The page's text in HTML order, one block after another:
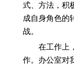
式、方法，积
成自身角色的
战。
在工作上，
作。办公室对